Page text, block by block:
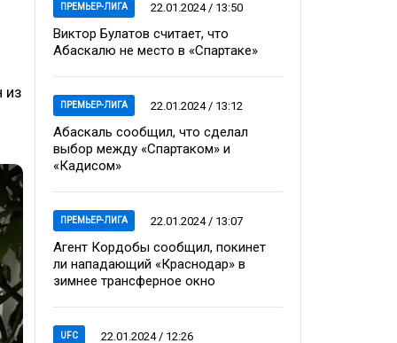
из
ПРЕМЬЕР-ЛИГА 22.01.2024 / 13:50
Виктор Булатов считает, что
Абаскалю не место в «Спартаке»
ПРЕМЬЕР-ЛИГА 22.01.2024 / 13:12
Абаскаль сообщил, что сделал
выбор между «Спартаком» и
«Кадисом»
ПРЕМЬЕР-ЛИГА 22.01.2024 / 13:07
Агент Кордобы сообщил, покинет
ли нападающий «Краснодар» в
зимнее трансферное окно
UFC 22.01.2024 / 12:26